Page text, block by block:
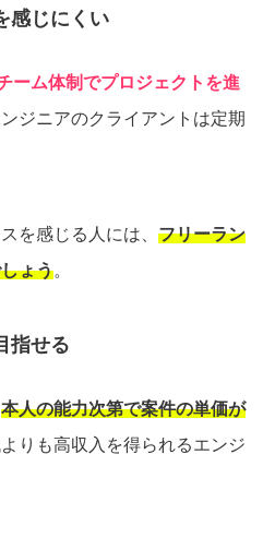
感じにくい
ーム体制でプロジェクトを進
ジニアのクライアントは定期
を感じる人には、 フリーラン
ょう。
指せる
本人の能力次第で案件の単価が
りも高収入を得られるエンジ